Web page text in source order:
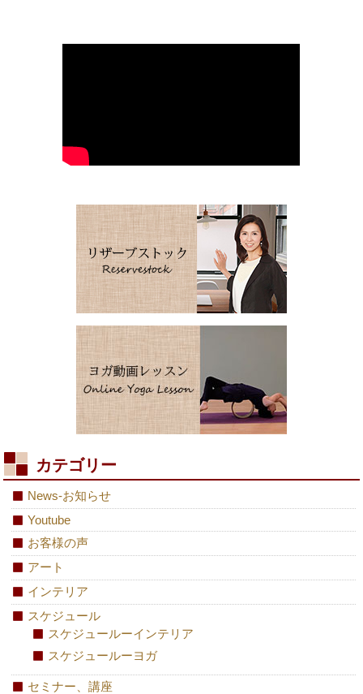
カテゴリー
News-お知らせ
Youtube
お客様の声
アート
インテリア
スケジュール
スケジュールーインテリア
スケジュールーヨガ
セミナー、講座